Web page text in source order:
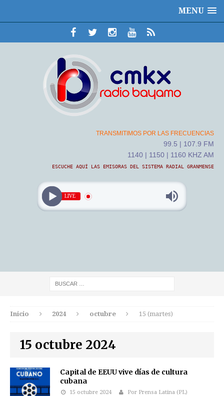
MENU
TRANSMITIMOS POR LAS FRECUENCIAS
99.5 | 107.9 FM
1140 | 1150 | 1160 KHZ AM
ESCUCHE AQUÍ LAS EMISORAS DEL SISTEMA RADIAL GRANMENSE
LIVE
Inicio 2024 octubre 15 (martes)
15 octubre 2024
Capital de EEUU vive días de cultura
cubana
15 octubre 2024 Por Prensa Latina (PL)